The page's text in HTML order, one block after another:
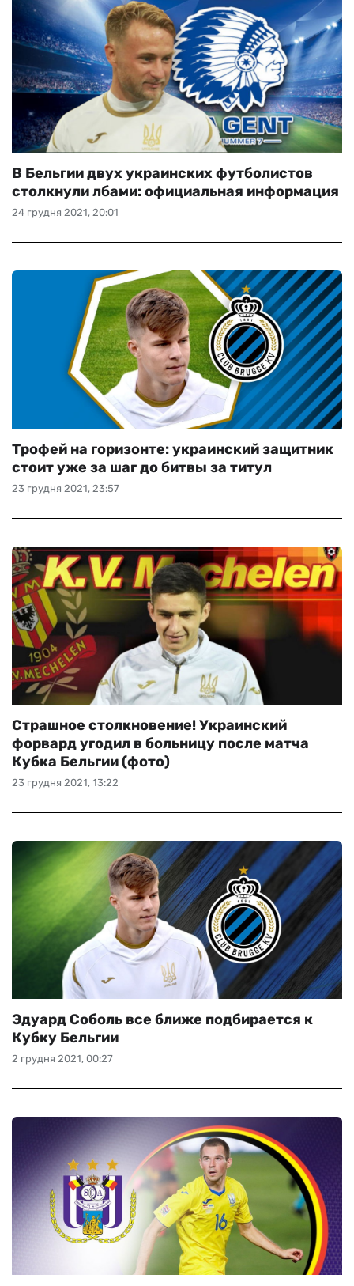
24 грудня 2021, 20:01
В Бельгии двух украинских футболистов
столкнули лбами: официальная информация
23 грудня 2021, 23:57
Трофей на горизонте: украинский защитник
стоит уже за шаг до битвы за титул
23 грудня 2021, 13:22
Страшное столкновение! Украинский
форвард угодил в больницу после матча
Кубка Бельгии (фото)
2 грудня 2021, 00:27
Эдуард Соболь все ближе подбирается к
Кубку Бельгии